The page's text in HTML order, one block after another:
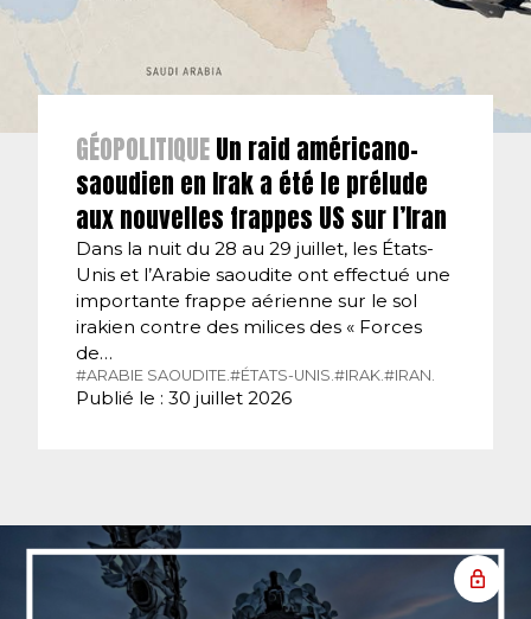
GÉOPOLITIQUEUn raid américano-
saoudien en Irak a été le prélude
aux nouvelles frappes US sur l’Iran
Dans la nuit du 28 au 29 juillet, les États-
Unis et l’Arabie saoudite ont effectué une
importante frappe aérienne sur le sol
irakien contre des milices des « Forces
de…
#ARABIE SAOUDITE. #ÉTATS-UNIS. #IRAK. #IRAN.
Publié le : 30 juillet 2026